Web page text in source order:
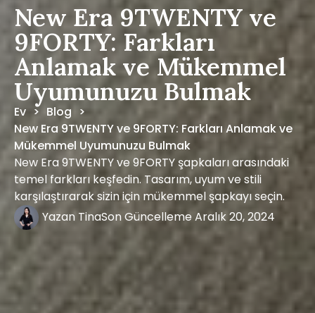
New Era 9TWENTY ve
9FORTY: Farkları
Anlamak ve Mükemmel
Uyumunuzu Bulmak
Ev > Blog >
New Era 9TWENTY ve 9FORTY: Farkları Anlamak ve
Mükemmel Uyumunuzu Bulmak
New Era 9TWENTY ve 9FORTY şapkaları arasındaki
temel farkları keşfedin. Tasarım, uyum ve stili
karşılaştırarak sizin için mükemmel şapkayı seçin.
Yazan TinaSon GüncellemeAralık 20, 2024